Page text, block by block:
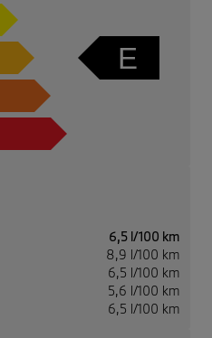
E
6,5 l/100 km
8,9 l/100 km
6,5 l/100 km
5,6 l/100 km
6,5 l/100 km